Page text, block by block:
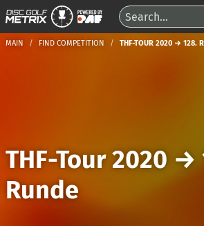
MAIN FIND COMPETITION THF-TOUR 2020 → 128.
THF-Tour 2020 →
Runde